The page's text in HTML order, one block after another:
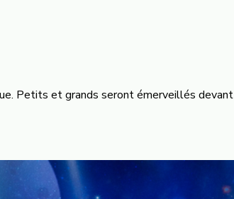
Petits et grands seront émerveillés devant